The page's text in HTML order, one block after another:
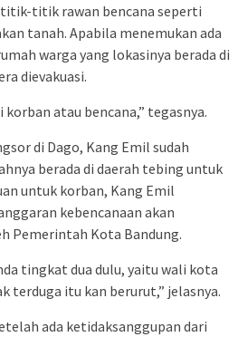
titik rawan bencana seperti
tanah. Apabila menemukan ada
warga yang lokasinya berada di
dievakuasi.
atau bencana,” tegasnya.
di Dago, Kang Emil sudah
berada di daerah tebing untuk
untuk korban, Kang Emil
kebencanaan akan
Pemerintah Kota Bandung.
tingkat dua dulu, yaitu wali kota
terduga itu kan berurut,” jelasnya.
ada ketidaksanggupan dari